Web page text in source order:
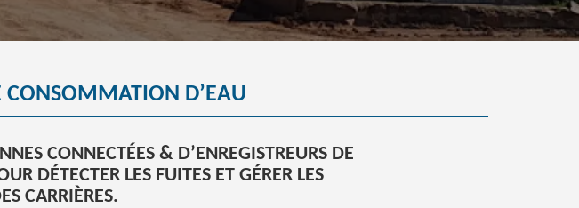
CONSOMMATION D’EAU
CONNECTÉES & D’ENREGISTREURS DE
DÉTECTER LES FUITES ET GÉRER LES
CARRIÈRES.